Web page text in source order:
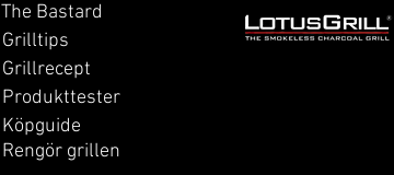
The Bastard
Grilltips
Grillrecept
Produkttester
Köpguide
Rengör grillen